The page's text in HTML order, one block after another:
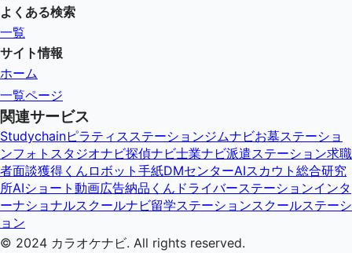
よくある検索
一覧
サイト情報
ホーム
一覧ページ
関連サービス
Studychainピラティスステーションジムナビお墓ステーショ
ンフォトスタジオナビ探偵ナビ士業ナビ派遣ステーション求職
者面談獲得くん ロボット手紙DMセンターAIスカウト総合研究
所AIショート動画広告納品くん ドライバーステーションインタ
ーナショナルスクールナビ留学ステーションスクールステーシ
ョン
© 2024 カラオケナビ. All rights reserved.